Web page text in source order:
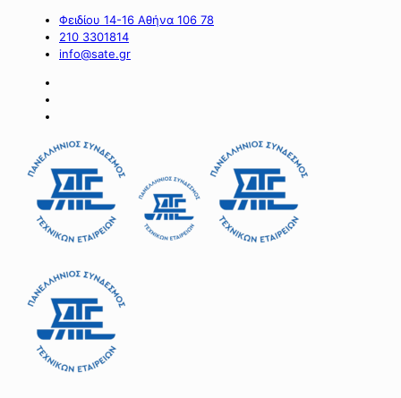
Φειδίου 14-16 Αθήνα 106 78
210 3301814
info@sate.gr